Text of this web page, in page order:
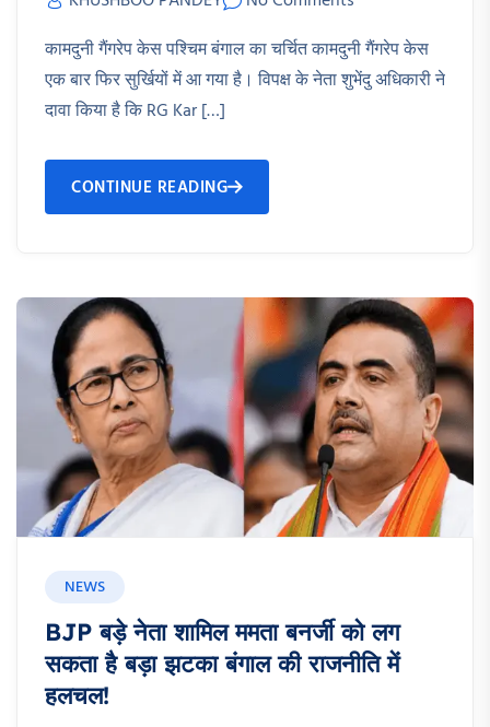
कामदुनी गैंगरेप केस पश्चिम बंगाल का चर्चित कामदुनी गैंगरेप केस
एक बार फिर सुर्खियों में आ गया है। विपक्ष के नेता शुभेंदु अधिकारी ने
दावा किया है कि RG Kar […]
CONTINUE READING
NEWS
BJP बड़े नेता शामिल ममता बनर्जी को लग
सकता है बड़ा झटका बंगाल की राजनीति में
हलचल!